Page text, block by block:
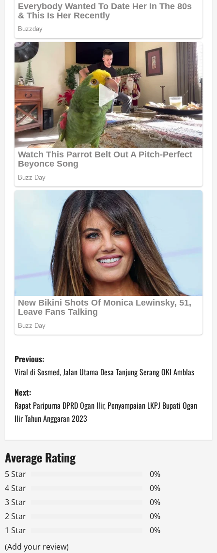
P
o
s
t
n
a
v
i
g
a
Previous:
Viral di Sosmed, Jalan Utama Desa Tanjung Serang OKI Amblas
Next:
Rapat Paripurna DPRD Ogan Ilir, Penyampaian LKPJ Bupati Ogan
Ilir Tahun Anggaran 2023
Average Rating
5 Star
0%
4 Star
0%
3 Star
0%
2 Star
0%
1 Star
0%
(Add your review)